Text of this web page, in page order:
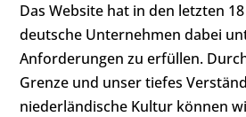
Das Website hat in den letzten
deutsche Unternehmen dabei
Anforderungen zu erfüllen.
Grenze und unser tiefes
niederländische Kultur können